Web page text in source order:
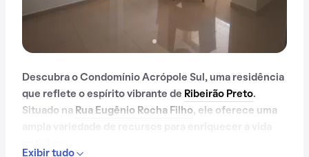
Descubra o Condomínio Acrópole Sul, uma residência
que reflete o espírito vibrante de Ribeirão Preto.
Situado na Rua Eugênio Rocha Filho, ele oferece uma
Exibir tudo